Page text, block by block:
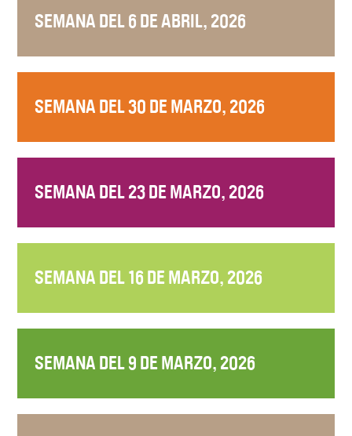
SEMANA DEL 6 DE ABRIL, 2026
SEMANA DEL 30 DE MARZO, 2026
SEMANA DEL 23 DE MARZO, 2026
SEMANA DEL 16 DE MARZO, 2026
SEMANA DEL 9 DE MARZO, 2026